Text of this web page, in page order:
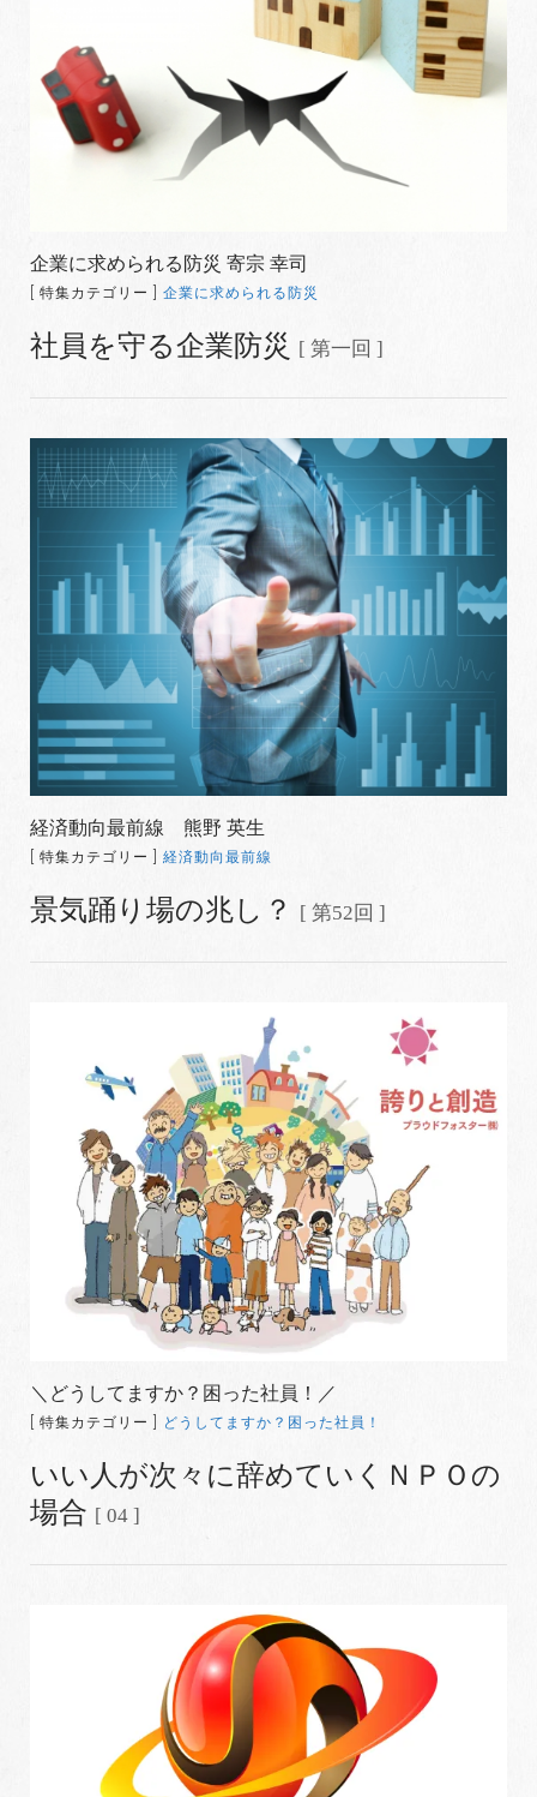
企業に求められる防災 寄宗 幸司
[ 特集カテゴリー ] 企業に求められる防災
社員を守る企業防災 [ 第一回 ]
経済動向最前線 熊野 英生
[ 特集カテゴリー ] 経済動向最前線
景気踊り場の兆し？ [ 第52回 ]
＼どうしてますか？困った社員！／
[ 特集カテゴリー ] どうしてますか？困った社員！
いい人が次々に辞めていくＮＰＯの
場合 [ 04 ]